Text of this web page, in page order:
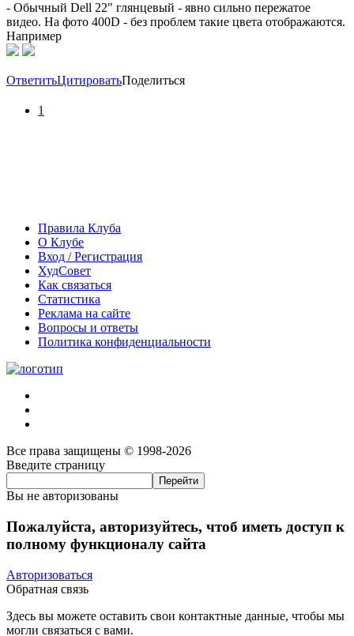
- Обычный Dell 22" глянцевый - явно сильно пережатое
видео. На фото 400D - без проблем такие цвета отображаются.
Например
ОтветитьЦитироватьПоделиться
1
Правила Клуба
О Клубе
Вход / Регистрация
ХудСовет
Как связаться
Статистика
Реклама на сайте
Вопросы и ответы
Политика конфиденциальности
Все права защищены © 1998-2026
Введите страницу
Вы не авторизованы
Пожалуйста, авторизуйтесь, чтоб иметь доступ к
полному функционалу сайта
Авторизоваться
Обратная связь
Здесь вы можете оставить свои контактные данные, чтобы мы
могли связаться с вами.